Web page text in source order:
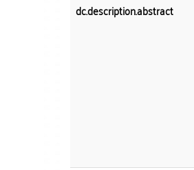
dc.description.abstract